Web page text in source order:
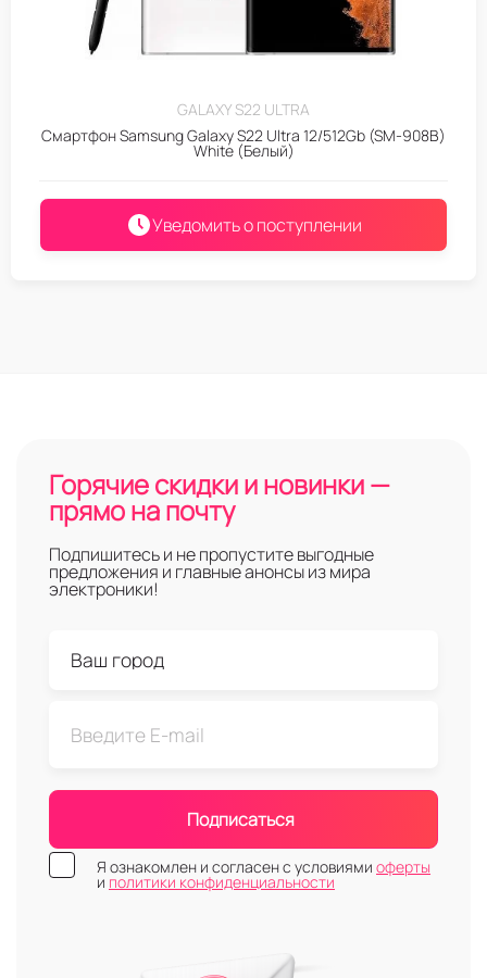
GALAXY S22 ULTRA
Смартфон Samsung Galaxy S22 Ultra 12/512Gb (SM-908B)
White (Белый)
Уведомить о поступлении
Горячие скидки и новинки —
прямо на почту
Подпишитесь и не пропустите выгодные
предложения и главные анонсы из мира
электроники!
Подписаться
Я ознакомлен и согласен с условиями оферты
и политики конфиденциальности